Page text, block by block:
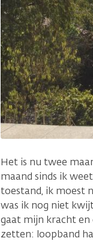
Het is nu twee
maand sinds ik
toestand, ik moest
was ik nog niet
gaat mijn kracht en
zetten: loopband